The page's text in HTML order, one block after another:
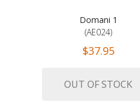
Domani 1
(AE024)
$37.95
OUT OF STOCK